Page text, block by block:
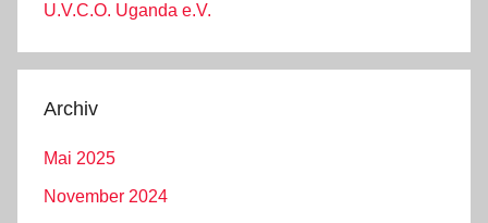
U.V.C.O. Uganda e.V.
Archiv
Mai 2025
November 2024